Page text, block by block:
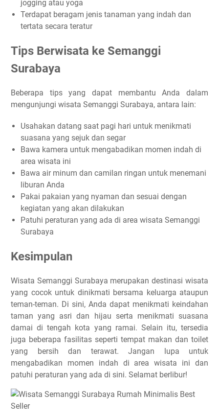
jogging atau yoga
Terdapat beragam jenis tanaman yang indah dan
tertata secara teratur
Tips Berwisata ke Semanggi
Surabaya
Beberapa tips yang dapat membantu Anda dalam
mengunjungi wisata Semanggi Surabaya, antara lain:
Usahakan datang saat pagi hari untuk menikmati
suasana yang sejuk dan segar
Bawa kamera untuk mengabadikan momen indah di
area wisata ini
Bawa air minum dan camilan ringan untuk menemani
liburan Anda
Pakai pakaian yang nyaman dan sesuai dengan
kegiatan yang akan dilakukan
Patuhi peraturan yang ada di area wisata Semanggi
Surabaya
Kesimpulan
Wisata Semanggi Surabaya merupakan destinasi wisata
yang cocok untuk dinikmati bersama keluarga ataupun
teman-teman. Di sini, Anda dapat menikmati keindahan
taman yang asri dan hijau serta menikmati suasana
damai di tengah kota yang ramai. Selain itu, tersedia
juga beberapa fasilitas seperti tempat makan dan toilet
yang bersih dan terawat. Jangan lupa untuk
mengabadikan momen indah di area wisata ini dan
patuhi peraturan yang ada di sini. Selamat berlibur!